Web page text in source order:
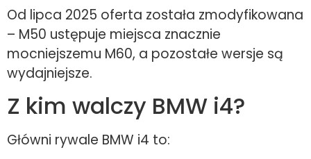
Od lipca 2025 oferta została zmodyfikowana
– M50 ustępuje miejsca znacznie
mocniejszemu M60, a pozostałe wersje są
wydajniejsze.
Z kim walczy BMW i4?
Główni rywale BMW i4 to: